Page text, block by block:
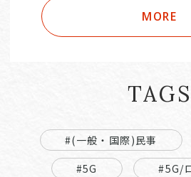
MORE
TAGS
#(一般・国際)民事
#5G
#5G/